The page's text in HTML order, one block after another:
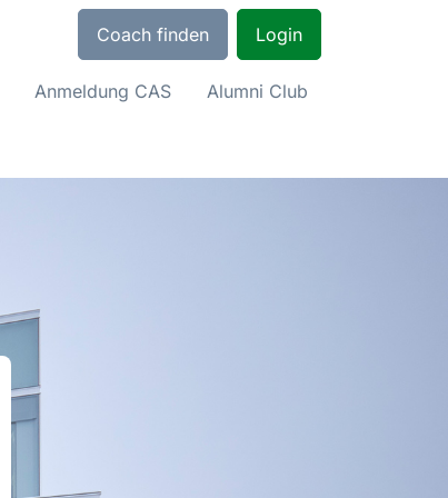
Coach finden Login
Anmeldung CAS Alumni Club